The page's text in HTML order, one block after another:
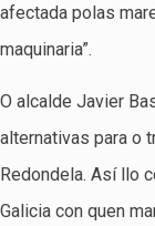
afectada polas
maquinaria”.
O alcalde Javier
alternativas para o
Redondela. Así llo
Galicia con quen